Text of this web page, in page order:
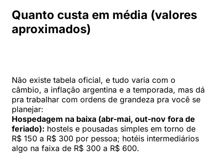
Quanto custa em média (valores
aproximados)
Não existe tabela oficial, e tudo varia com o
câmbio, a inflação argentina e a temporada, mas dá
pra trabalhar com ordens de grandeza pra você se
planejar:
Hospedagem na baixa (abr-mai, out-nov fora de
feriado): hostels e pousadas simples em torno de
R$ 150 a R$ 300 por pessoa; hotéis intermediários
algo na faixa de R$ 300 a R$ 600.